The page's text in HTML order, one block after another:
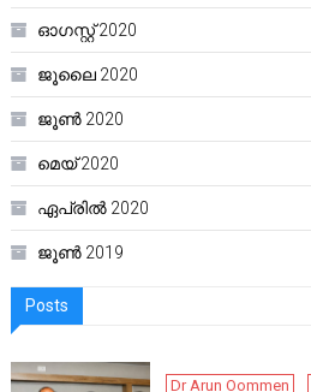
ഓഗസ്റ്റ്‌ 2020
ജൂലൈ 2020
ജൂൺ 2020
മെയ്‌ 2020
ഏപ്രിൽ 2020
ജൂൺ 2019
Posts
Dr Arun Oommen